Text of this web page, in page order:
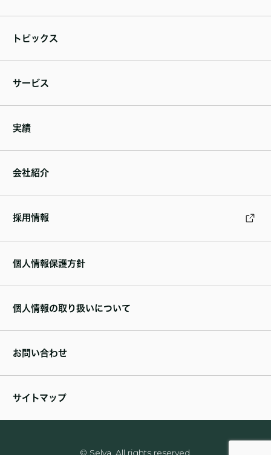
トピックス
サービス
実績
会社紹介
採用情報
個人情報保護方針
個人情報の取り扱いについて
お問い合わせ
サイトマップ
© Selva. All rights reserved.